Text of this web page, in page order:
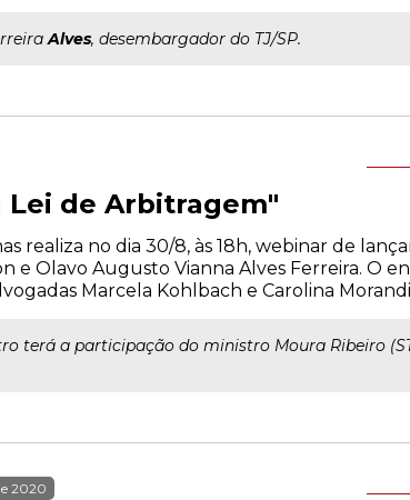
Alves, desembargador do TJ/SP.
Lei de Arbitragem"
realiza no dia 30/8, às 18h, webinar de
Olavo Augusto Vianna Alves Ferreira. O
Marcela Kohlbach e Carolina
terá a participação do ministro Moura Ribeiro
2020